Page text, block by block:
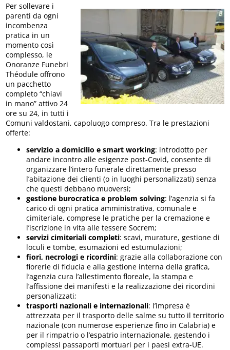
Per sollevare i
parenti da ogni
incombenza
pratica in un
momento così
complesso, le
Onoranze Funebri
Théodule offrono
un pacchetto
completo “chiavi
in mano” attivo 24
ore su 24, in tutti i
Comuni valdostani, capoluogo compreso. Tra le prestazioni
offerte:
servizio a domicilio e smart working: introdotto per
andare incontro alle esigenze post-Covid, consente di
organizzare l’intero funerale direttamente presso
l’abitazione dei clienti (o in luoghi personalizzati) senza
che questi debbano muoversi;
gestione burocratica e problem solving: l’agenzia si fa
carico di ogni pratica amministrativa, comunale e
cimiteriale, comprese le pratiche per la cremazione e
l’iscrizione in vita alle tessere Socrem;
servizi cimiteriali completi: scavi, murature, gestione di
loculi e tombe, esumazioni ed estumulazioni;
fiori, necrologi e ricordini: grazie alla collaborazione con
fiorerie di fiducia e alla gestione interna della grafica,
l’agenzia cura l’allestimento floreale, la stampa e
l’affissione dei manifesti e la realizzazione dei ricordini
personalizzati;
trasporti nazionali e internazionali: l’impresa è
attrezzata per il trasporto delle salme su tutto il territorio
nazionale (con numerose esperienze fino in Calabria) e
per il rimpatrio o l’espatrio internazionale, gestendo i
complessi passaporti mortuari per i paesi extra-UE.